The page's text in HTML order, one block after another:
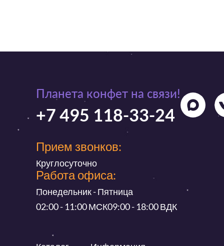
Планета конфет на связи!
+7 495 118-33-24
Прием звонков:
Круглосуточно
Работа офиса:
Понедельник - Пятница
02:00 - 11:00 МСК09:00 - 18:00 ВДК